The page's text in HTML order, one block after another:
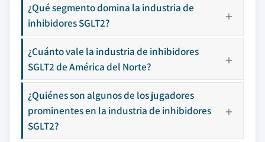
¿Qué segmento domina la industria de
inhibidores SGLT2?
¿Cuánto vale la industria de inhibidores
SGLT2 de América del Norte?
¿Quiénes son algunos de los jugadores
prominentes en la industria de inhibidores
SGLT2?